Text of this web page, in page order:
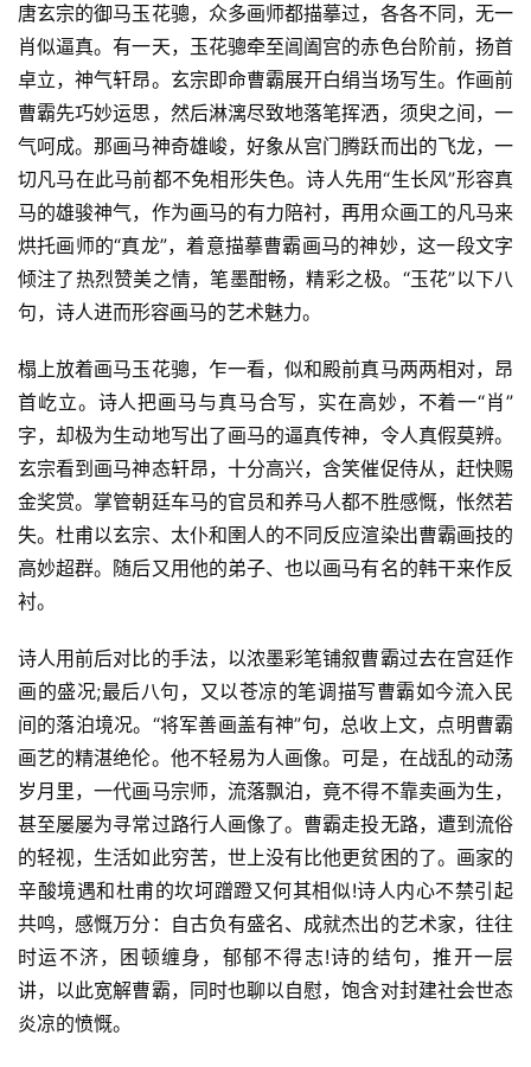
首
页
好
词
好
句
典
歌
词
古
今
诗
词
常
用
贺
词
网
络
热
词
电
影
台
词
登录 注册
唐玄宗的御马玉花骢，众多画师都描摹过，各各不同，无一
肖似逼真。有一天，玉花骢牵至阊阖宫的赤色台阶前，扬首
卓立，神气轩昂。玄宗即命曹霸展开白绢当场写生。作画前
曹霸先巧妙运思，然后淋漓尽致地落笔挥洒，须臾之间，一
气呵成。那画马神奇雄峻，好象从宫门腾跃而出的飞龙，一
切凡马在此马前都不免相形失色。诗人先用“生长风”形容真
马的雄骏神气，作为画马的有力陪衬，再用众画工的凡马来
烘托画师的“真龙”，着意描摹曹霸画马的神妙，这一段文字
倾注了热烈赞美之情，笔墨酣畅，精彩之极。“玉花”以下八
句，诗人进而形容画马的艺术魅力。
榻上放着画马玉花骢，乍一看，似和殿前真马两两相对，昂
首屹立。诗人把画马与真马合写，实在高妙，不着一“肖”
字，却极为生动地写出了画马的逼真传神，令人真假莫辨。
玄宗看到画马神态轩昂，十分高兴，含笑催促侍从，赶快赐
金奖赏。掌管朝廷车马的官员和养马人都不胜感慨，怅然若
失。杜甫以玄宗、太仆和圉人的不同反应渲染出曹霸画技的
高妙超群。随后又用他的弟子、也以画马有名的韩干来作反
衬。
诗人用前后对比的手法，以浓墨彩笔铺叙曹霸过去在宫廷作
画的盛况;最后八句，又以苍凉的笔调描写曹霸如今流入民
间的落泊境况。“将军善画盖有神”句，总收上文，点明曹霸
画艺的精湛绝伦。他不轻易为人画像。可是，在战乱的动荡
岁月里，一代画马宗师，流落飘泊，竟不得不靠卖画为生，
甚至屡屡为寻常过路行人画像了。曹霸走投无路，遭到流俗
的轻视，生活如此穷苦，世上没有比他更贫困的了。画家的
辛酸境遇和杜甫的坎坷蹭蹬又何其相似!诗人内心不禁引起
共鸣，感慨万分：自古负有盛名、成就杰出的艺术家，往往
时运不济，困顿缠身，郁郁不得志!诗的结句，推开一层
讲，以此宽解曹霸，同时也聊以自慰，饱含对封建社会世态
炎凉的愤慨。